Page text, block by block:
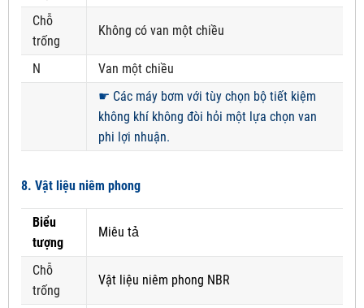
Chỗ
trống
Không có van một chiều
N
Van một chiều
☛ Các máy bơm với tùy chọn bộ tiết kiệm
không khí không đòi hỏi một lựa chọn van
phi lợi nhuận.
8. Vật liệu niêm phong
Biểu
tượng
Miêu tả
Chỗ
trống
Vật liệu niêm phong NBR